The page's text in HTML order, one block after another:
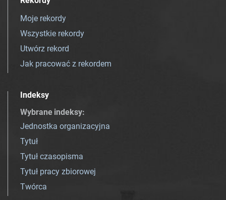
Moje rekordy
Wszystkie rekordy
Utwórz rekord
Jak pracować z rekordem
Indeksy
Wybrane indeksy:
Jednostka organizacyjna
Tytuł
Tytuł czasopisma
Tytuł pracy zbiorowej
Twórca